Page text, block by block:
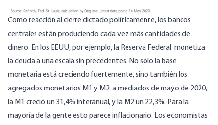
Como reacción al cierre dictado políticamente, los bancos
centrales están produciendo cada vez más cantidades de
dinero. En los EEUU, por ejemplo, la Reserva Federal monetiza
la deuda a una escala sin precedentes. No sólo la base
monetaria está creciendo fuertemente, sino también los
agregados monetarios M1 y M2: a mediados de mayo de 2020,
la M1 creció un 31,4% interanual, y la M2 un 22,3%. Para la
mayoría de la gente esto parece inflacionario. Los economistas